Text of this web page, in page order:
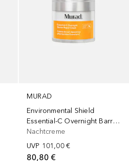
MURAD
Environmental Shield
Essential-C Overnight Barrier Repair Cream
Nachtcreme
UVP 101,00 €
80,80 €